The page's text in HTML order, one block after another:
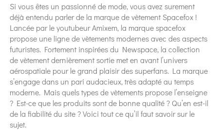
Si vous êtes un passionné de mode, vous avez surement
déjà entendu parler de la marque de vètement Spacefox !
Lancée par le youtubeur Amixem, la marque spacefox
propose une ligne de vètements modernes avec des aspects
futuristes. Fortement inspirées du Newspace, la collection
de vètement dernièrement sortie met en avant l’univers
aérospatiale pour le grand plaisir des superfans. La marque
s’engage dans un pari audacieux, très adapté au temps
moderne. Mais quels types de vètements propose l’enseigne
? Est-ce que les produits sont de bonne qualité ? Qu’en est-il
de la fiabilité du site ? Voici tout ce qu’il faut savoir sur le
sujet.